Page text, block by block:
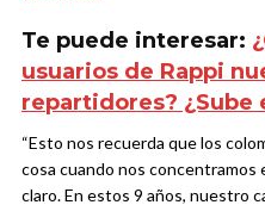
Te puede interesar:
usuarios de Rappi
repartidores? ¿Sube
“Esto nos recuerda que los
cosa cuando nos
claro. En estos 9 años, nuestro